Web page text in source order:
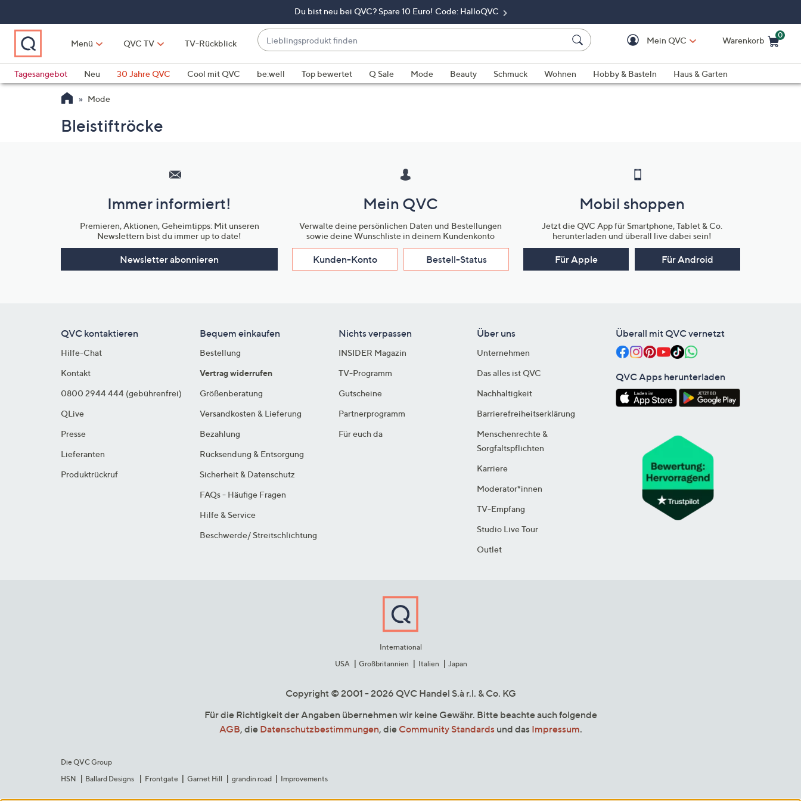
springen
Du bist neu bei QVC? Spare 10 Euro! Code: HalloQVC
Menü QVC TV TV-Rückblick
Lieblingsprodukt
finden
Vorschläge
verfügbar
unten
Sie
nach
rechts,
diese
anzuzeigen.
Mein QVC Warenkorb
0
Tagesangebot
Neu 30 Jahre QVC Cool mit QVC be:well Top bewertet Q Sale Mode Beauty Schmuck Wohnen Hobby & Basteln
Haus & Garten
QLINARISCH
Mode
Bleistiftröcke
Unternehmensinformationen
Immer informiert!
Premieren, Aktionen, Geheimtipps: Mit unseren
Newslettern bist du immer up to date!
Newsletter abonnieren
Mein QVC
Verwalte deine persönlichen Daten und Bestellungen
sowie deine Wunschliste in deinem Kundenkonto
Kunden-Konto Bestell-Status
Mobil shoppen
Jetzt die QVC App für Smartphone, Tablet & Co.
herunterladen und überall live dabei sein!
Für Apple Für Android
QVC kontaktieren
Hilfe-Chat
Kontakt
0800 2944 444 (gebührenfrei)
QLive
Presse
Lieferanten
Produktrückruf
Bequem einkaufen
Bestellung
Vertrag widerrufen
Größenberatung
Versandkosten & Lieferung
Bezahlung
Rücksendung & Entsorgung
Sicherheit & Datenschutz
FAQs - Häufige Fragen
Hilfe & Service
Beschwerde/ Streitschlichtung
Nichts verpassen
INSIDER Magazin
TV-Programm
Gutscheine
Partnerprogramm
Für euch da
Über uns
Unternehmen
Das alles ist QVC
Nachhaltigkeit
Barrierefreiheitserklärung
Menschenrechte &
Sorgfaltspflichten
Karriere
Moderator*innen
TV-Empfang
Studio Live Tour
Outlet
Überall mit QVC vernetzt
QVC Apps herunterladen
International
USA
Großbritannien Italien Japan
Copyright © 2001 - 2026 QVC Handel S.à r.l. & Co. KG
Für die Richtigkeit der Angaben übernehmen wir keine Gewähr. Bitte beachte auch folgende
AGB, die Datenschutzbestimmungen, die Community Standardsund das Impressum.
Die QVC Group
HSN
Ballard Designs Frontgate Garnet Hill grandin road Improvements